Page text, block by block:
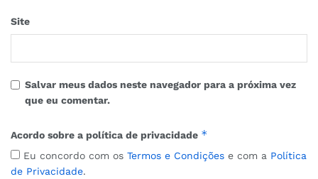
Site
Salvar meus dados neste navegador para a próxima vez
que eu comentar.
Acordo sobre a política de privacidade *
Eu concordo com os Termos e Condições e com a Política
de Privacidade.